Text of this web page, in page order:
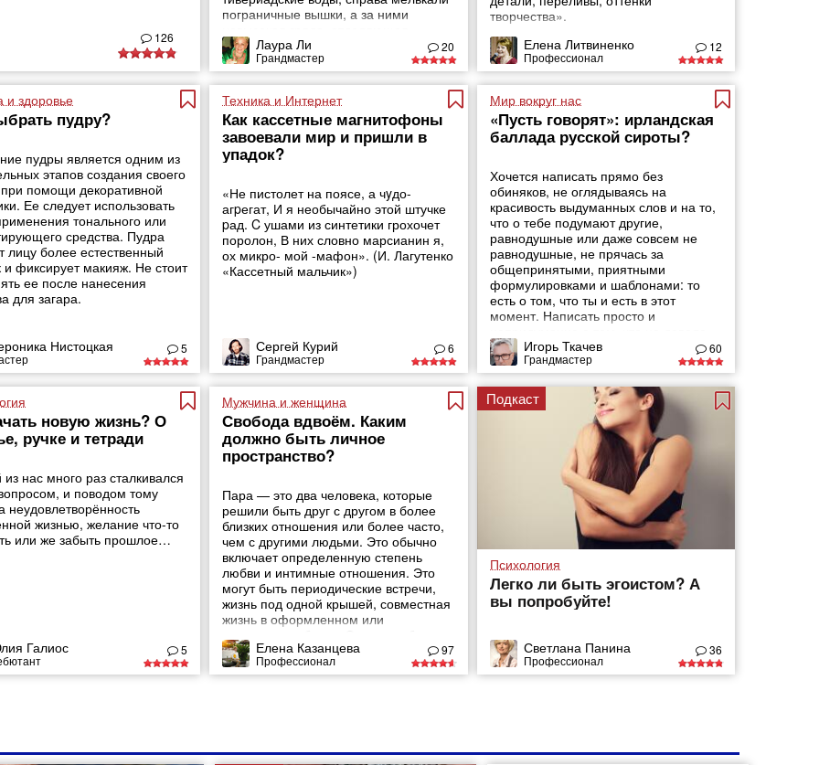
126
пограничные вышки, а за ними
малюсенький Израиль от большой
Сирии. То и дело встречались
воронки на склонах гор, кое-где
валялась, ржавея, военная
Лаура Ли
Грандмастер
20
творчества».
Елена Литвиненко
Профессионал
12
и здоровье
пудру?
пудры является одним из
этапов создания своего
помощи декоративной
Ее следует использовать
тонального или
средства. Пудра
лицу более естественный
и фиксирует макияж. Не стоит
ее после нанесения
для загара.
Нистоцкая 5
Техника и Интернет
Как кассетные магнитофоны
завоевали мир и пришли в
упадок?
«Не пистолет на поясе, а чyдо-
агpегат, И я необычайно этой штучке
pад. C ушами из синтетики грохочет
поролон, В них словно марсианин я,
ох микро- мой -мафон». (И. Лагутенко
«Кассетный мальчик»)
Сергей Курий
Грандмастер
6
Мир вокруг нас
«Пусть говорят»: ирландская
баллада русской сироты?
Хочется написать прямо без
обиняков, не оглядываясь на
красивость выдуманных слов и на то,
что о тебе подумают другие,
равнодушные или даже совсем не
равнодушные, не прячась за
общепринятыми, приятными
формулировками и шаблонами: то
есть о том, что ты и есть в этот
момент. Написать просто и
спать прошедшей ночью и что не
выходит из воспаленной головы
сегодняшним днем. (У мужчины нет
других проблем).
Игорь Ткачев
Грандмастер
60
новую жизнь? О
ручке и тетради
нас много раз сталкивался
и поводом тому
неудовлетворённость
жизнью, желание что-то
или же забыть прошлое…
Галиос 5
Мужчина и женщина
Свобода вдвоём. Каким
должно быть личное
пространство?
Пара — это два человека, которые
решили быть друг с другом в более
близких отношения или более часто,
чем с другими людьми. Это обычно
включает определенную степень
любви и интимные отношения. Это
могут быть периодические встречи,
жизнь под одной крышей, совместная
жизнь в оформленном или
глубокие интимные отношения и
верность по отношению к партнеру
только в сексуальном плане, или нет.
Елена Казанцева
Профессионал
97
Подкаст
Психология
Легко ли быть эгоистом? А
вы попробуйте!
Светлана Панина
Профессионал
36